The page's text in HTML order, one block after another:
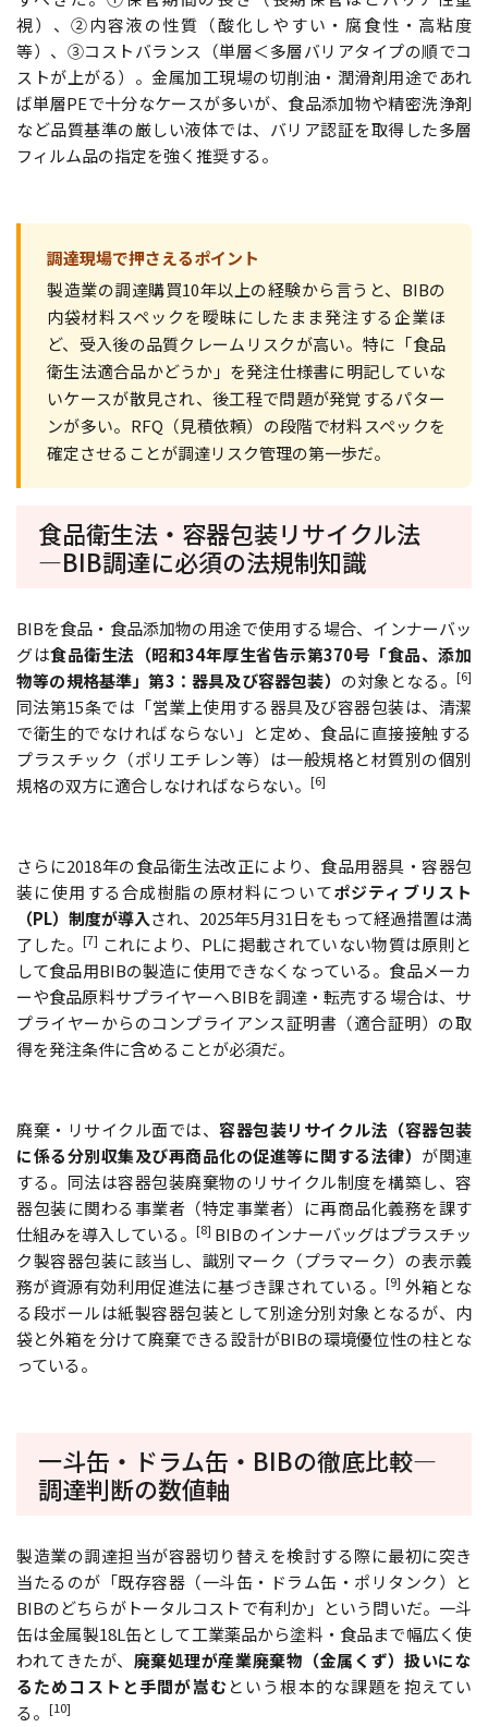
視）、②内容液の性質（酸化しやすい・腐食性・高粘度
等）、③コストバランス（単層＜多層バリアタイプの順でコ
ストが上がる）。金属加工現場の切削油・潤滑剤用途であれ
ば単層PEで十分なケースが多いが、食品添加物や精密洗浄剤
など品質基準の厳しい液体では、バリア認証を取得した多層
フィルム品の指定を強く推奨する。
調達現場で押さえるポイント
製造業の調達購買10年以上の経験から言うと、BIBの
内袋材料スペックを曖昧にしたまま発注する企業ほ
ど、受入後の品質クレームリスクが高い。特に「食品
衛生法適合品かどうか」を発注仕様書に明記していな
いケースが散見され、後工程で問題が発覚するパター
ンが多い。RFQ（見積依頼）の段階で材料スペックを
確定させることが調達リスク管理の第一歩だ。
食品衛生法・容器包装リサイクル法
―BIB調達に必須の法規制知識
BIBを食品・食品添加物の用途で使用する場合、インナーバッ
グは食品衛生法（昭和34年厚生省告示第370号「食品、添加
物等の規格基準」第3：器具及び容器包装） の対象となる。[6]
同法第15条では「営業上使用する器具及び容器包装は、清潔
で衛生的でなければならない」と定め、食品に直接接触する
プラスチック（ポリエチレン等）は一般規格と材質別の個別
規格の双方に適合しなければならない。 [6]
さらに2018年の食品衛生法改正により、食品用器具・容器包
装に使用する合成樹脂の原材料についてポジティブリスト
（PL）制度が導入され、2025年5月31日をもって経過措置は満
了した。[7] これにより、PLに掲載されていない物質は原則と
して食品用BIBの製造に使用できなくなっている。食品メーカ
ーや食品原料サプライヤーへBIBを調達・転売する場合は、サ
プライヤーからのコンプライアンス証明書（適合証明）の取
得を発注条件に含めることが必須だ。
廃棄・リサイクル面では、 容器包装リサイクル法（容器包装
に係る分別収集及び再商品化の促進等に関する法律） が関連
する。同法は容器包装廃棄物のリサイクル制度を構築し、容
器包装に関わる事業者（特定事業者）に再商品化義務を課す
仕組みを導入している。[8] BIBのインナーバッグはプラスチッ
ク製容器包装に該当し、識別マーク（プラマーク）の表示義
務が資源有効利用促進法に基づき課されている。[9] 外箱とな
る段ボールは紙製容器包装として別途分別対象となるが、内
袋と外箱を分けて廃棄できる設計がBIBの環境優位性の柱とな
っている。
一斗缶・ドラム缶・BIBの徹底比較―
調達判断の数値軸
製造業の調達担当が容器切り替えを検討する際に最初に突き
当たるのが「既存容器（一斗缶・ドラム缶・ポリタンク）と
BIBのどちらがトータルコストで有利か」という問いだ。一斗
缶は金属製18L缶として工業薬品から塗料・食品まで幅広く使
われてきたが、 廃棄処理が産業廃棄物（金属くず）扱いにな
るためコストと手間が嵩むという根本的な課題を抱えてい
る。 [10]